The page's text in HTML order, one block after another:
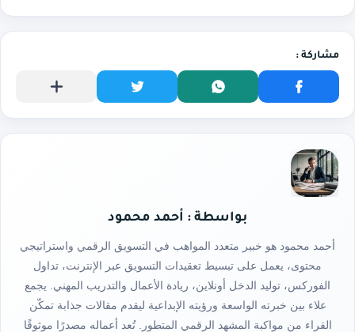
بواسطة : أحمد محمود
أحمد محمود هو خبير متعدد المواهب في التسويق الرقمي واستراتيجي
محتوى، يعمل على تبسيط تعقيدات التسويق عبر الإنترنت، تداول
الفوركس، توليد الدخل أونلاين، ريادة الأعمال والتدريب المهني. يجمع
علاء بين خبرته الواسعة ورؤيته الإبداعية ليقدم مقالات جذابة تمكّن
القراء من مواكبة المشهد الرقمي المتطور. تُعد أعماله مصدرًا موثوقًا